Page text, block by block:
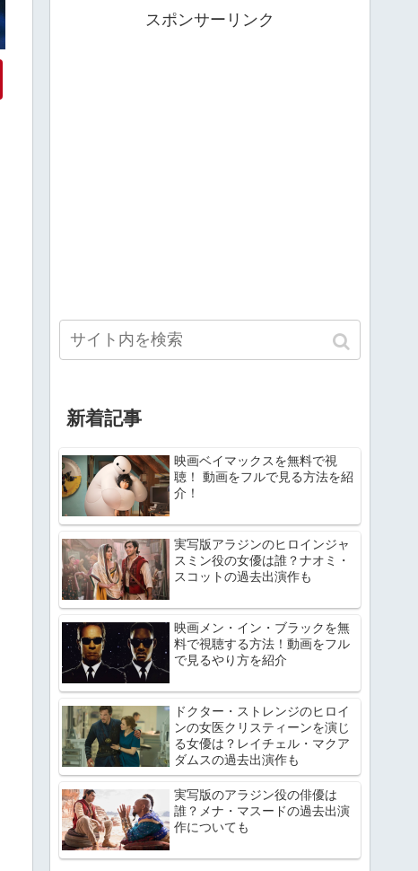
スポンサーリンク
新着記事
映画ベイマックスを無料で視
聴！ 動画をフルで見る方法を紹
介！
実写版アラジンのヒロインジャ
スミン役の女優は誰？ナオミ・
スコットの過去出演作も
映画メン・イン・ブラックを無
料で視聴する方法！動画をフル
で見るやり方を紹介
ドクター・ストレンジのヒロイ
ンの女医クリスティーンを演じ
る女優は？レイチェル・マクア
ダムスの過去出演作も
実写版のアラジン役の俳優は
誰？メナ・マスードの過去出演
作についても